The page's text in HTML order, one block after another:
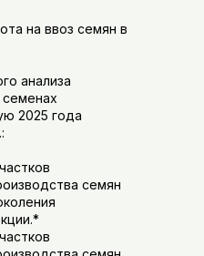
на ввоз семян в
анализа
2025 года
семян